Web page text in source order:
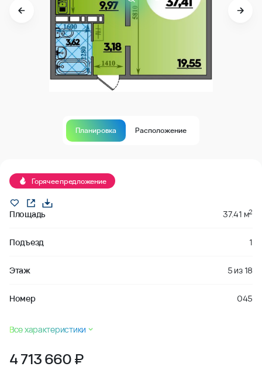
Планировка Расположение
Горячее предложение
Площадь 37.41 м2
Подъезд 1
Этаж 5 из18
Номер 045
Все характеристики
4 713 660₽